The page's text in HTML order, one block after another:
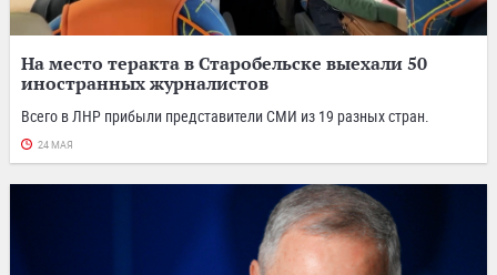
На место теракта в Старобельске выехали 50
иностранных журналистов
Всего в ЛНР прибыли представители СМИ из 19 разных стран.
24 МАЯ